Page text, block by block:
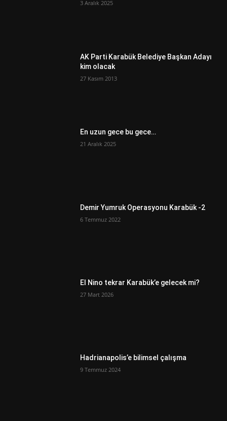
3 Aralık 2025
AK Parti Karabük Belediye Başkan Adayı
kim olacak
27 Kasım 2013
En uzun gece bu gece…
21 Aralık 2025
Demir Yumruk Operasyonu Karabük -2
6 Temmuz 2022
El Nino tekrar Karabük’e gelecek mi?
27 Mart 2026
Hadrianapolis’e bilimsel çalışma
9 Temmuz 2024